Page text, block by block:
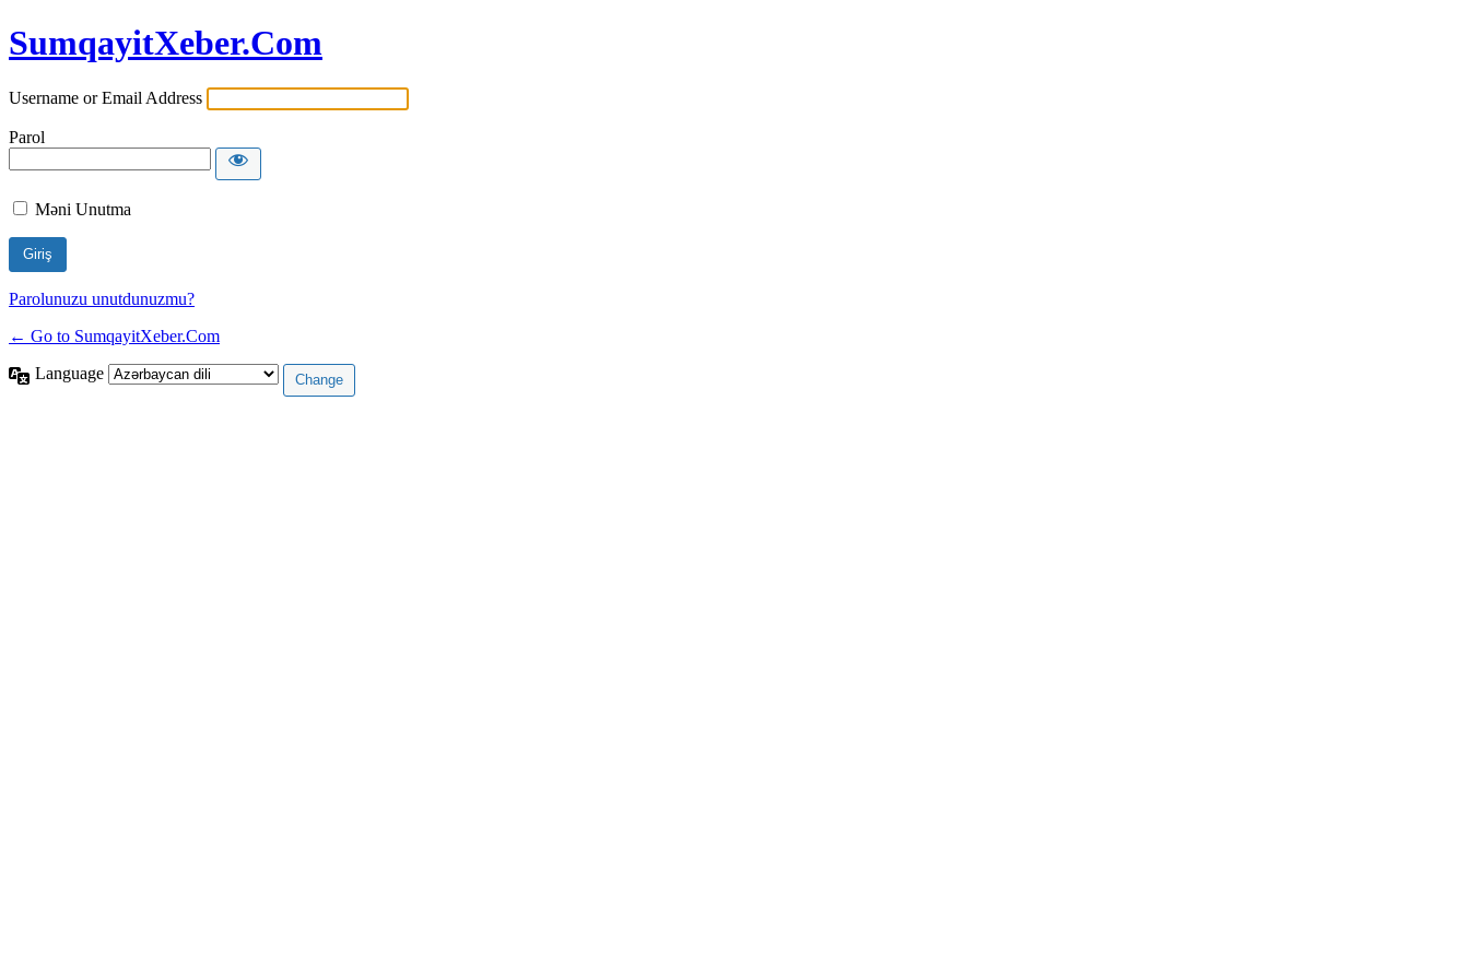
SumqayitXeber.Com
Username or Email Address
Parol
Məni Unutma
Parolunuzu unutdunuzmu?
← Go to SumqayitXeber.Com
Language